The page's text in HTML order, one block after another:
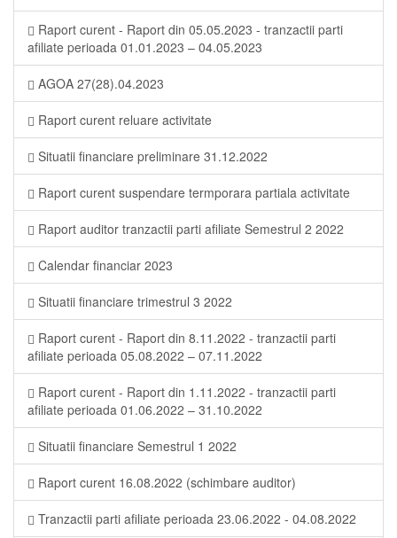
Raport curent - Raport din 05.05.2023 - tranzactii parti
afiliate perioada 01.01.2023 – 04.05.2023
AGOA 27(28).04.2023
Raport curent reluare activitate
Situatii financiare preliminare 31.12.2022
Raport curent suspendare termporara partiala activitate
Raport auditor tranzactii parti afiliate Semestrul 2 2022
Calendar financiar 2023
Situatii financiare trimestrul 3 2022
Raport curent - Raport din 8.11.2022 - tranzactii parti
afiliate perioada 05.08.2022 – 07.11.2022
Raport curent - Raport din 1.11.2022 - tranzactii parti
afiliate perioada 01.06.2022 – 31.10.2022
Situatii financiare Semestrul 1 2022
Raport curent 16.08.2022 (schimbare auditor)
Tranzactii parti afiliate perioada 23.06.2022 - 04.08.2022